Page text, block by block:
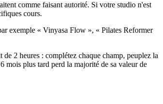
comme faisant autorité. Si votre studio n'est
cours.
exemple « Vinyasa Flow », « Pilates Reformer
2 heures : complétez chaque champ, peuplez la
mois plus tard perd la majorité de sa valeur de